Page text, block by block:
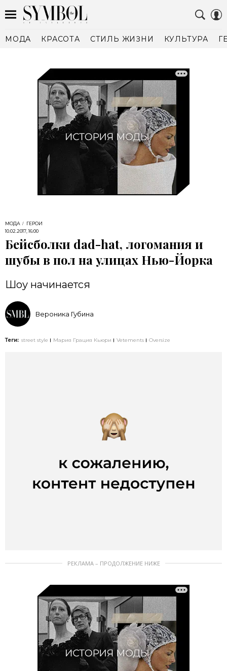
МОДА КРАСОТА СТИЛЬ ЖИЗНИ КУЛЬТУРА
МОДА
ГЕРОИ
10.02.2017, 16:00
Бейсболки dad-hat, логомания и
шубы в пол на улицах Нью-Йорка
Шоу начинается
Вероника Губина
Теги: street style Мария Грация Кьюри Vetements Oversize
РЕКЛАМА – ПРОДОЛЖЕНИЕ НИЖЕ